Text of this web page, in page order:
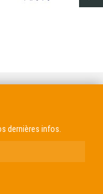
dernières infos.